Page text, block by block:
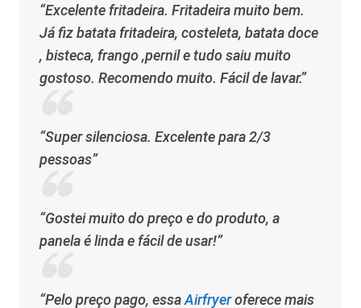
“Excelente fritadeira. Fritadeira muito bem.
Já fiz batata fritadeira, costeleta, batata doce
, bisteca, frango ,pernil e tudo saiu muito
gostoso. Recomendo muito. Fácil de lavar.”
“Super silenciosa. Excelente para 2/3
pessoas”
“Gostei muito do preço e do produto, a
panela é linda e fácil de usar!”
“Pelo preço pago, essaAirfryeroferece mais